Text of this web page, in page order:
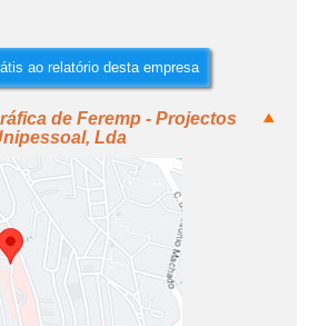
ao relatório desta empresa
de Feremp - Projectos
Lda